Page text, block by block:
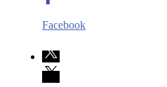
Facebook